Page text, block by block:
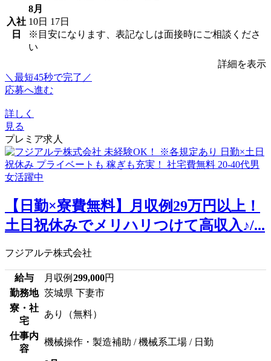
入社
日
8月
10日 17日
※目安になります、表記なしは面接時にご相談くださ
い
詳細を表示
＼最短45秒で完了／
応募へ進む
詳しく
見る
プレミア求人
【日勤×寮費無料】月収例29万円以上！
土日祝休みでメリハリつけて高収入♪/...
フジアルテ株式会社
給与 月収例 299,000円
勤務地 茨城県 下妻市
寮・社
宅
あり（無料）
仕事内
容
機械操作・製造補助 / 機械系工場 / 日勤